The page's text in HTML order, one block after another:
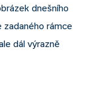
dnešního
zadaného rámce
dál výrazně